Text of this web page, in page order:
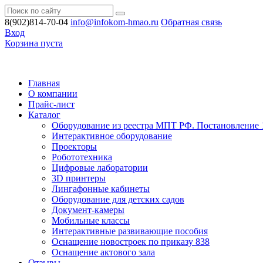
8(902)814-70-04 info@infokom-hmao.ru Обратная связь
Вход
Корзина пуста
Главная
О компании
Прайс-лист
Каталог
Оборудование из реестра МПТ РФ. Постановление
Интерактивное оборудование
Проекторы
Робототехника
Цифровые лаборатории
3D принтеры
Лингафонные кабинеты
Оборудование для детских садов
Документ-камеры
Мобильные классы
Интерактивные развивающие пособия
Оснащение новостроек по приказу 838
Оснащение актового зала